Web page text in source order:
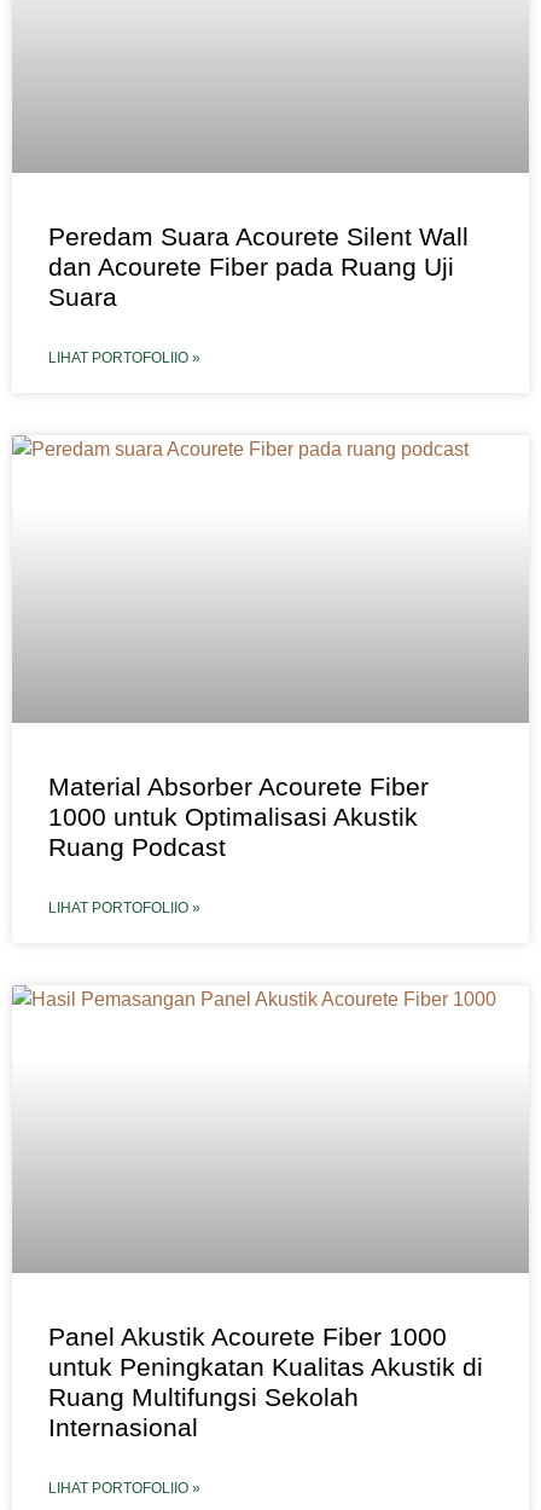
Peredam Suara Acourete Silent Wall
dan Acourete Fiber pada Ruang Uji
Suara
LIHAT PORTOFOLIIO »
Material Absorber Acourete Fiber
1000 untuk Optimalisasi Akustik
Ruang Podcast
LIHAT PORTOFOLIIO »
Panel Akustik Acourete Fiber 1000
untuk Peningkatan Kualitas Akustik di
Ruang Multifungsi Sekolah
Internasional
LIHAT PORTOFOLIIO »